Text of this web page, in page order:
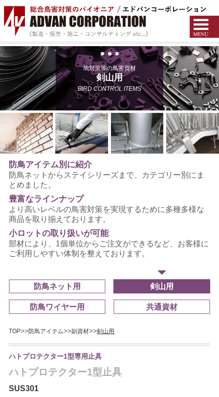
鳩対策等の鳥害資材
剣山用
BIRD CONTROL ITEMS
防鳥アイテム別に紹介
防鳥ネットからステイシリーズまで、カテゴリー別にま
とめました。
豊富なラインナップ
より高いレベルの鳥害対策を実現するために多種多様な
商品を取り揃えております。
小ロットの取り扱いが可能
部材により、1個単位からご注文ができるなど、お客様に
ご利用しやすい体制を整えております。
防鳥ネット用 剣山用
防鳥ワイヤー用 共通資材
TOP 防鳥アイテム 副資材 剣山用
ハトプロテクター1型専用止具
ハトプロテクター1型止具
SUS301